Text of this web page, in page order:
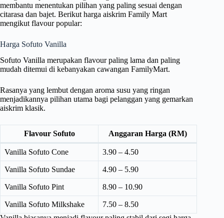
membantu menentukan pilihan yang paling sesuai dengan
citarasa dan bajet. Berikut harga aiskrim Family Mart
mengikut flavour popular:
Harga Sofuto Vanilla
Sofuto Vanilla merupakan flavour paling lama dan paling
mudah ditemui di kebanyakan cawangan FamilyMart.
Rasanya yang lembut dengan aroma susu yang ringan
menjadikannya pilihan utama bagi pelanggan yang gemarkan
aiskrim klasik.
Flavour Sofuto Anggaran Harga (RM)
Vanilla Sofuto Cone 3.90 – 4.50
Vanilla Sofuto Sundae 4.90 – 5.90
Vanilla Sofuto Pint 8.90 – 10.90
Vanilla Sofuto Milkshake
7.50 – 8.50